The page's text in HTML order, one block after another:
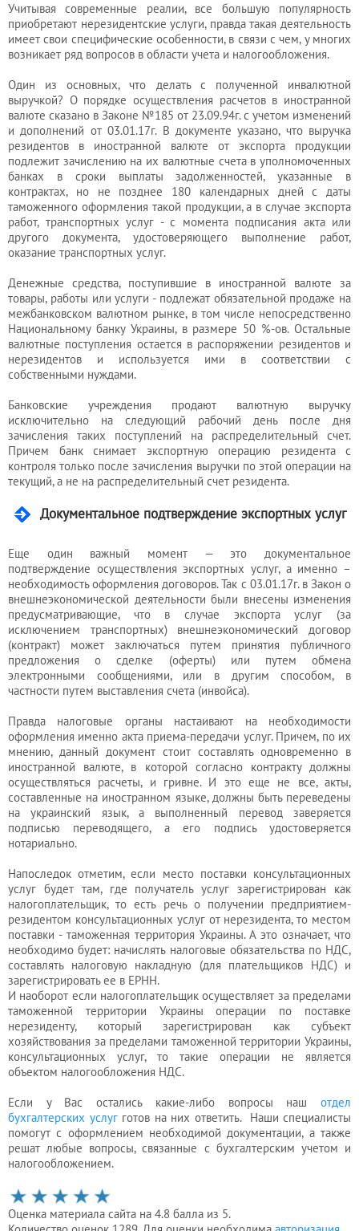
Учитывая современные реалии, все большую популярность
приобретают нерезидентские услуги, правда такая деятельность
имеет свои специфические особенности, в связи с чем, у многих
возникает ряд вопросов в области учета и налогообложения.
Один из основных, что делать с полученной инвалютной
выручкой? О порядке осуществления расчетов в иностранной
валюте сказано в Законе №185 от 23.09.94г. с учетом изменений
и дополнений от 03.01.17г. В документе указано, что выручка
резидентов в иностранной валюте от экспорта продукции
подлежит зачислению на их валютные счета в уполномоченных
банках в сроки выплаты задолженностей, указанные в
контрактах, но не позднее 180 календарных дней с даты
таможенного оформления такой продукции, а в случае экспорта
работ, транспортных услуг - с момента подписания акта или
другого документа, удостоверяющего выполнение работ,
оказание транспортных услуг.
Денежные средства, поступившие в иностранной валюте за
товары, работы или услуги - подлежат обязательной продаже на
межбанковском валютном рынке, в том числе непосредственно
Национальному банку Украины, в размере 50 %-ов. Остальные
валютные поступления остается в распоряжении резидентов и
нерезидентов и используется ими в соответствии с
собственными нуждами.
Банковские учреждения продают валютную выручку
исключительно на следующий рабочий день после дня
зачисления таких поступлений на распределительный счет.
Причем банк снимает экспортную операцию резидента с
контроля только после зачисления выручки по этой операции на
текущий, а не на распределительный счет резидента.
Документальное подтверждение экспортных услуг
Еще один важный момент — это документальное
подтверждение осуществления экспортных услуг, а именно –
необходимость оформления договоров. Так с 03.01.17г. в Закон о
внешнеэкономической деятельности были внесены изменения
предусматривающие, что в случае экспорта услуг (за
исключением транспортных) внешнеэкономический договор
(контракт) может заключаться путем принятия публичного
предложения о сделке (оферты) или путем обмена
электронными сообщениями, или в другим способом, в
частности путем выставления счета (инвойса).
Правда налоговые органы настаивают на необходимости
оформления именно акта приема-передачи услуг. Причем, по их
мнению, данный документ стоит составлять одновременно в
иностранной валюте, в которой согласно контракту должны
осуществляться расчеты, и гривне. И это еще не все, акты,
составленные на иностранном языке, должны быть переведены
на украинский язык, а выполненный перевод заверяется
подписью переводящего, а его подпись удостоверяется
нотариально.
Напоследок отметим, если место поставки консультационных
услуг будет там, где получатель услуг зарегистрирован как
налогоплательщик, то есть речь о получении предприятием-
резидентом консультационных услуг от нерезидента, то местом
поставки - таможенная территория Украины. А это означает, что
необходимо будет: начислять налоговые обязательства по НДС,
составлять налоговую накладную (для плательщиков НДС) и
зарегистрировать ее в ЕРНН.
И наоборот если налогоплательщик осуществляет за пределами
таможенной территории Украины операции по поставке
нерезиденту, который зарегистрирован как субъект
хозяйствования за пределами таможенной территории Украины,
консультационных услуг, то такие операции не является
объектом налогообложения НДС.
Если у Вас остались какие-либо вопросы наш отдел
бухгалтерских услугготов на них ответить. Наши специалисты
помогут с оформлением необходимой документации, а также
решат любые вопросы, связанные с бухгалтерским учетом и
налогообложением.
Оценка материала сайта на 4.8 балла из 5.